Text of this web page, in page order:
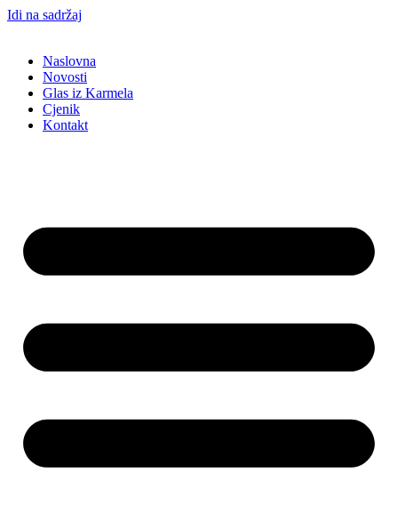
Idi na sadržaj
Naslovna
Novosti
Glas iz Karmela
Cjenik
Kontakt